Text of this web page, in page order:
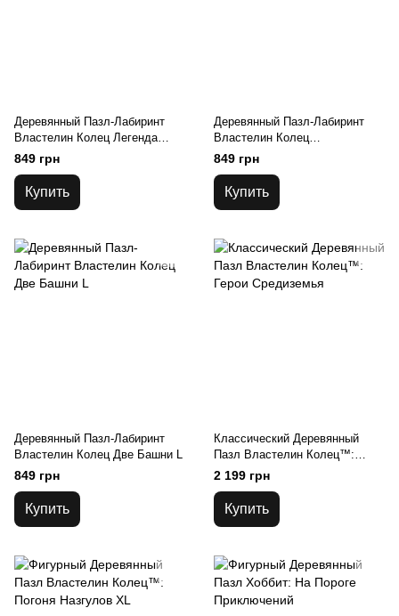
Деревянный Пазл-Лабиринт
Властелин Колец Легенда
Оживает L
849 грн
Купить
Деревянный Пазл-Лабиринт
Властелин Колец
Возвращение Короля L
849 грн
Купить
Деревянный Пазл-Лабиринт
Властелин Колец Две Башни L
849 грн
Купить
Классический Деревянный
Пазл Властелин Колец™:
Герои Средиземья
2 199 грн
Купить